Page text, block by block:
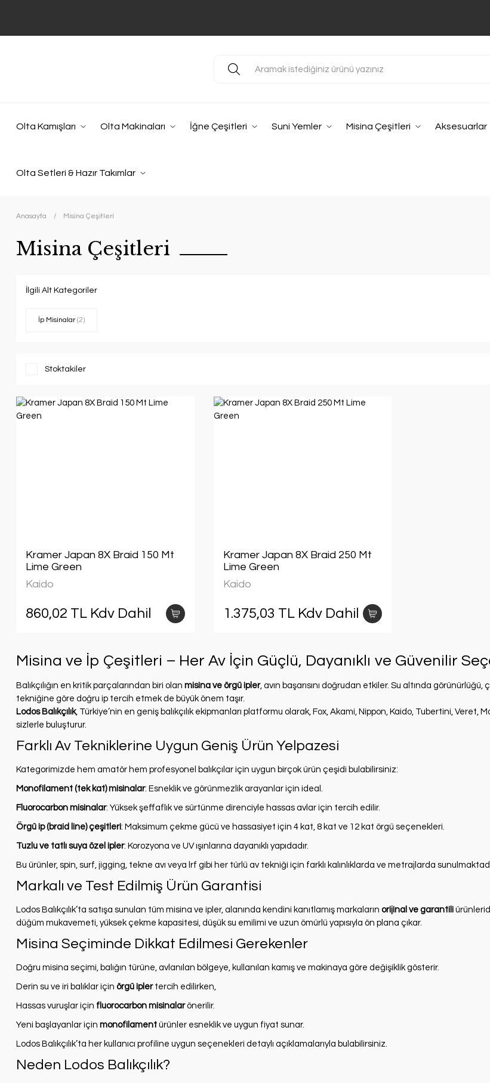
Olta Kamışları Olta Makinaları İğne Çeşitleri Suni Yemler Misina Çeşitleri Aksesuarlar
Olta Setleri & Hazır Takımlar
Anasayfa Misina Çeşitleri
Misina Çeşitleri
İlgili Alt Kategoriler
İp Misinalar(2)
Stoktakiler
Kramer Japan 8X Braid 150 Mt
Lime Green
Kaido
860,02 TL Kdv Dahil
Kramer Japan 8X Braid 250 Mt
Lime Green
Kaido
1.375,03 TL Kdv Dahil
Misina ve İp Çeşitleri – Her Av İçin Güçlü, Dayanıklı ve Güvenilir
Balıkçılığın en kritik parçalarından biri olan misina ve örgü ipler, avın başarısını doğrudan etkiler. Su altında
tekniğine göre doğru ip tercih etmek de büyük önem taşır.
Lodos Balıkçılık, Türkiye’nin en geniş balıkçılık ekipmanları platformu olarak, Fox, Akami, Nippon, Kaido, Tubertini, Veret,
sizlerle buluşturur.
Farklı Av Tekniklerine Uygun Geniş Ürün Yelpazesi
Kategorimizde hem amatör hem profesyonel balıkçılar için uygun birçok ürün çeşidi bulabilirsiniz:
Monofilament (tek kat) misinalar: Esneklik ve görünmezlik arayanlar için ideal.
Fluorocarbon misinalar: Yüksek şeffaflık ve sürtünme direnciyle hassas avlar için tercih edilir.
Örgü ip (braid line) çeşitleri: Maksimum çekme gücü ve hassasiyet için 4 kat, 8 kat ve 12 kat örgü seçenekleri.
Tuzlu ve tatlı suya özel ipler: Korozyona ve UV ışınlarına dayanıklı yapıdadır.
Bu ürünler, spin, surf, jigging, tekne avı veya lrf gibi her türlü av tekniği için farklı kalınlıklarda ve metrajlarda
Markalı ve Test Edilmiş Ürün Garantisi
Lodos Balıkçılık’ta satışa sunulan tüm misina ve ipler, alanında kendini kanıtlamış markaların orijinal ve garantili
düğüm mukavemeti, yüksek çekme kapasitesi, düşük su emilimi ve uzun ömürlü yapısıyla ön plana çıkar.
Misina Seçiminde Dikkat Edilmesi Gerekenler
Doğru misina seçimi, balığın türüne, avlanılan bölgeye, kullanılan kamış ve makinaya göre değişiklik gösterir.
Derin su ve iri balıklar için örgü iplertercih edilirken,
Hassas vuruşlar için fluorocarbon misinalarönerilir.
Yeni başlayanlar için monofilament ürünler esneklik ve uygun fiyat sunar.
Lodos Balıkçılık’ta her kullanıcı profiline uygun seçenekleri detaylı açıklamalarıyla bulabilirsiniz.
Neden Lodos Balıkçılık?